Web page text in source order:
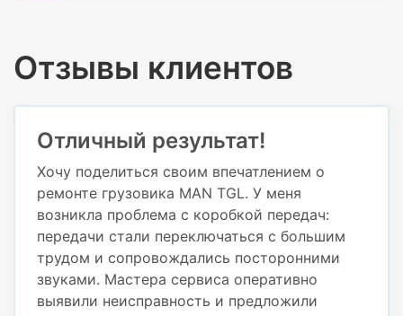
Отзывы клиентов
Отличный результат!
Хочу поделиться своим впечатлением о
ремонте грузовика MAN TGL. У меня
возникла проблема с коробкой передач:
передачи стали переключаться с большим
трудом и сопровождались посторонними
звуками. Мастера сервиса оперативно
выявили неисправность и предложили